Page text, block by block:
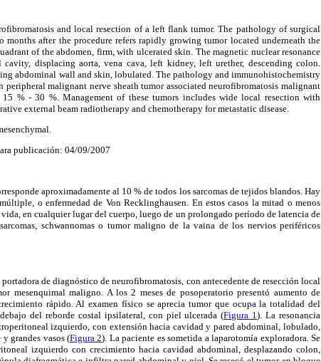
and local resection of a left flank tumor. The pathology of surgical
months after the procedure refers rapidly growing tumor located underneath the
of the abdomen, firm, with ulcerated skin. The magnetic nuclear resonance
displacing aorta, vena cava, left kidney, left urether, descending colon.
abdominal wall and skin, lobulated. The pathology and immunohistochemistry
malignant nerve sheath tumor associated neurofibromatosis malignant
% - 30 %. Management of these tumors includes wide local resection with
external beam radiotherapy and chemotherapy for metastatic disease.
publicación: 04/09/2007
aproximadamente al 10 % de todos los sarcomas de tejidos blandos. Hay
o enfermedad de Von Recklinghausen. En estos casos la mitad o menos
en cualquier lugar del cuerpo, luego de un prolongado período de latencia de
schwannomas o tumor maligno de la vaina de los nervios periféricos
de diagnóstico de neurofibromatosis, con antecedente de resección local
mesenquimal maligno. A los 2 meses de posoperatorio presentó aumento de
rápido. Al examen físico se aprecia tumor que ocupa la totalidad del
del reborde costal ipsilateral, con piel ulcerada (Figura 1). La resonancia
izquierdo, con extensión hacia cavidad y pared abdominal, lobulado,
grandes vasos (Figura 2). La paciente es sometida a laparotomía exploradora. Se
izquierdo con crecimiento hacia cavidad abdominal, desplazando colon,